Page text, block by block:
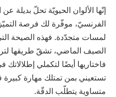
إنّها الألوان الحيويّة تحلّ بديلة
الفرنسيّ، موفّرة لك فرصة التميّز
لمسات متجدّدة. فهذه الصيحة
الصيف الماضي، تشقّ طريقها
فاختاريها أيضًا لتكملي
تستعيني بمن تمتلك مهارة
متساوية يتطلّب الدقّة.